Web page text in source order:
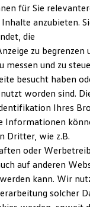
Updates
Mit
schnittigen
zu
und
für Sie
anzubieten.
die
zu begrenzen
und zu
besucht haben
worden sind.
Ihres
Informationen
Dritter, wie z.B.
oder
auf anderen
kann. Wir
solcher